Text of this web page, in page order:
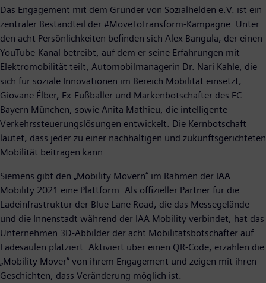
Das Engagement mit dem Gründer von Sozialhelden e.V. ist ein
zentraler Bestandteil der #MoveToTransform-Kampagne. Unter
den acht Persönlichkeiten befinden sich Alex Bangula, der einen
YouTube-Kanal betreibt, auf dem er seine Erfahrungen mit
Elektromobilität teilt, Automobilmanagerin Dr. Nari Kahle, die
sich für soziale Innovationen im Bereich Mobilität einsetzt,
Giovane Élber, Ex-Fußballer und Markenbotschafter des FC
Bayern München, sowie Anita Mathieu, die intelligente
Verkehrssteuerungslösungen entwickelt. Die Kernbotschaft
lautet, dass jeder zu einer nachhaltigen und zukunftsgerichteten
Mobilität beitragen kann.
Siemens gibt den „Mobility Movern“ im Rahmen der IAA
Mobility 2021 eine Plattform. Als offizieller Partner für die
Ladeinfrastruktur der Blue Lane Road, die das Messegelände
und die Innenstadt während der IAA Mobility verbindet, hat das
Unternehmen 3D-Abbilder der acht Mobilitätsbotschafter auf
Ladesäulen platziert. Aktiviert über einen QR-Code, erzählen die
„Mobility Mover“ von ihrem Engagement und zeigen mit ihren
Geschichten, dass Veränderung möglich ist.